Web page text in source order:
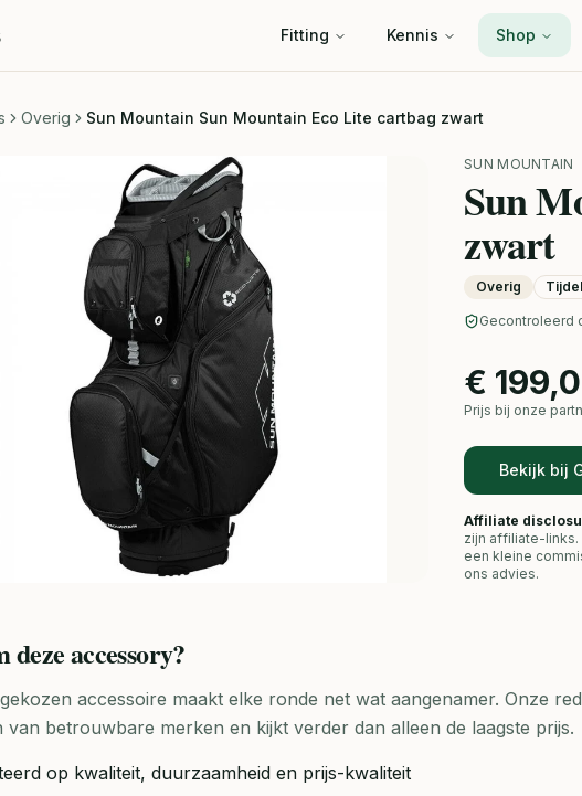
Fitting Kennis Shop
Overig Sun Mountain Sun Mountain Eco Lite cartbag zwart
SUN MOUNTAIN
Sun
zwart
Overig
Gecontroleerd
€
Prijs bij onze
Bekijk bij
Affiliate
zijn affiliate-
een kleine
ons advies.
dezeaccessory?
accessoire maakt elke ronde net wat aangenamer. Onze
van betrouwbare merken en kijkt verder dan alleen de laagste prijs.
op kwaliteit, duurzaamheid en prijs-kwaliteit